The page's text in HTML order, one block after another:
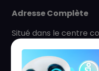
Adresse Complète
Situé dans le centre
Horaires d'Ouverture